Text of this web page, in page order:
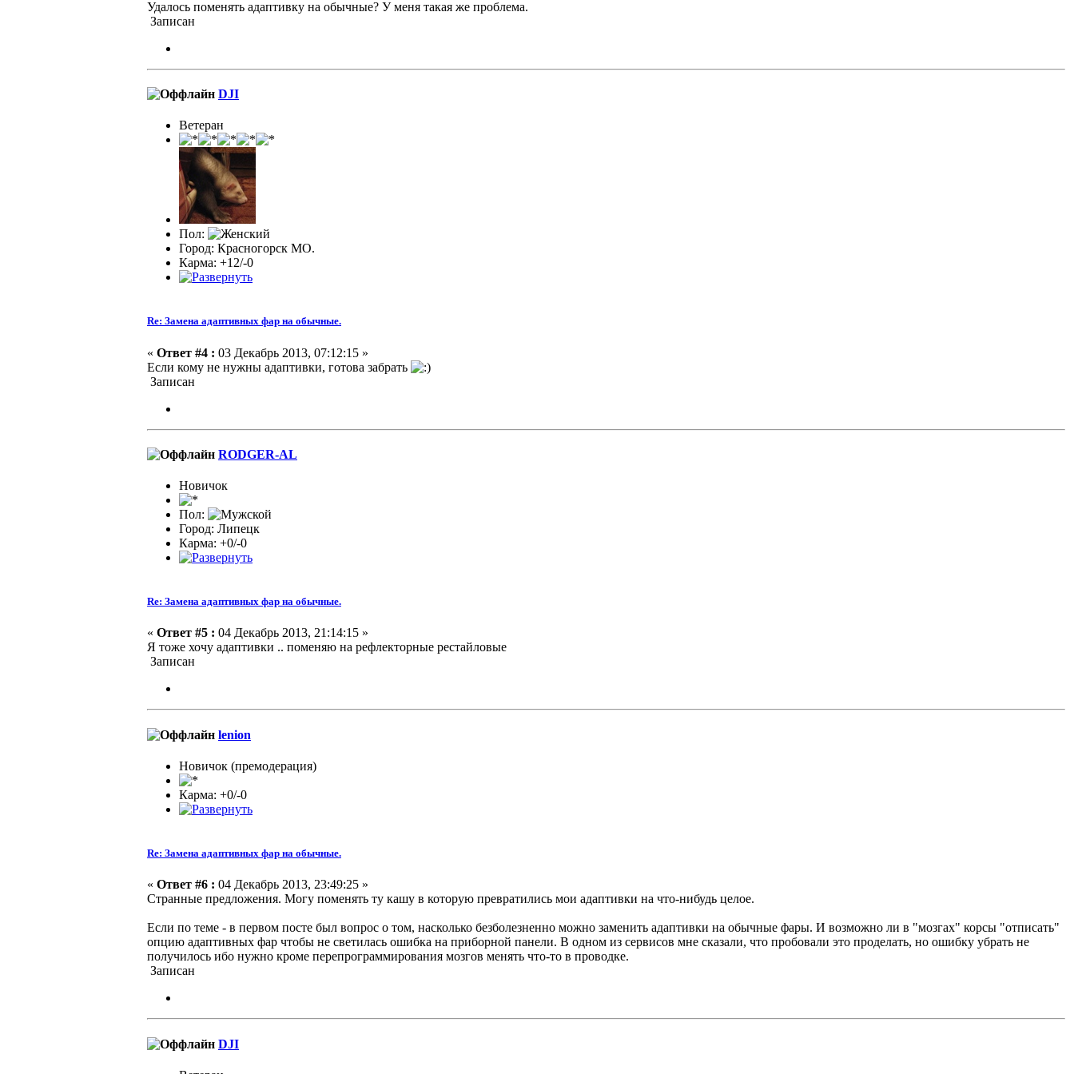
Удалось поменять адаптивку на обычные? У меня такая же проблема.
Записан
DJI
Ветеран
Пол:
Город: Красногорск МО.
Карма: +12/-0
Re: Замена адаптивных фар на обычные.
« Ответ #4 : 03 Декабрь 2013, 07:12:15 »
Если кому не нужны адаптивки, готова забрать
Записан
RODGER-AL
Новичок
Пол:
Город: Липецк
Карма: +0/-0
Re: Замена адаптивных фар на обычные.
« Ответ #5 : 04 Декабрь 2013, 21:14:15 »
Я тоже хочу адаптивки .. поменяю на рефлекторные рестайловые
Записан
lenion
Новичок (премодерация)
Карма: +0/-0
Re: Замена адаптивных фар на обычные.
« Ответ #6 : 04 Декабрь 2013, 23:49:25 »
Странные предложения. Могу поменять ту кашу в которую превратились мои адаптивки на что-нибудь целое.
Если по теме - в первом посте был вопрос о том, насколько безболезненно можно заменить адаптивки на обычные фары. И возможно ли в "мозгах" корсы "отписать"
опцию адаптивных фар чтобы не светилась ошибка на приборной панели. В одном из сервисов мне сказали, что пробовали это проделать, но ошибку убрать не
получилось ибо нужно кроме перепрограммирования мозгов менять что-то в проводке.
Записан
DJI